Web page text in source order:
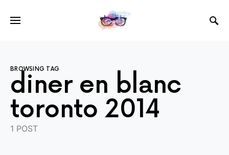
BROWSING TAG
diner en blanc
toronto 2014
1 POST